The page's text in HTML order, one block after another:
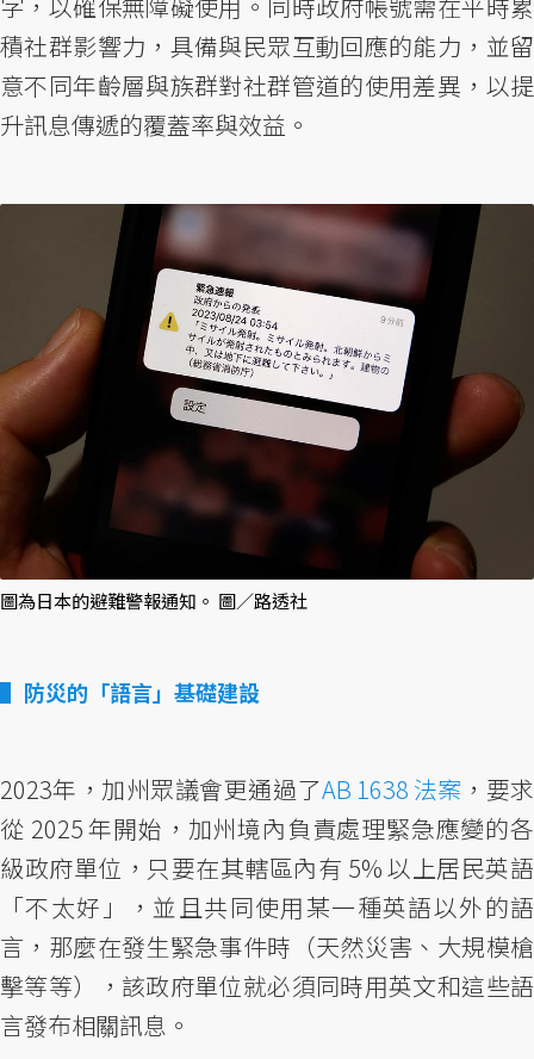
字，以確保無障礙使用。同時政府帳號需在平時累
積社群影響力，具備與民眾互動回應的能力，並留
意不同年齡層與族群對社群管道的使用差異，以提
升訊息傳遞的覆蓋率與效益。
圖為日本的避難警報通知。 圖／路透社
防災的「語言」基礎建設
2023年，加州眾議會更通過了AB 1638 法案 ，要求
從 2025 年開始，加州境內負責處理緊急應變的各
級政府單位，只要在其轄區內有 5% 以上居民英語
「不太好」，並且共同使用某一種英語以外的語
言，那麼在發生緊急事件時（天然災害、大規模槍
擊等等），該政府單位就必須同時用英文和這些語
言發布相關訊息。